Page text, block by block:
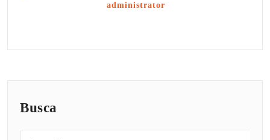
administrator
Busca